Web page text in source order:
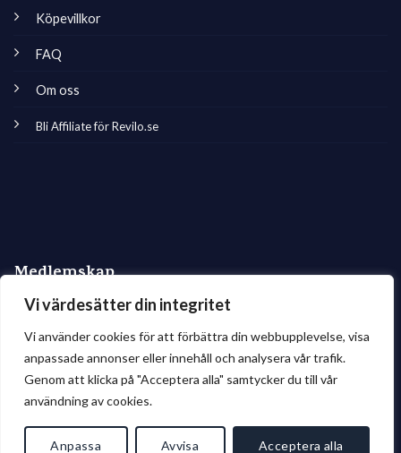
Vi värdesätter din integritet
Vi använder cookies för att förbättra din webbupplevelse, visa
anpassade annonser eller innehåll och analysera vår trafik.
Genom att klicka på "Acceptera alla" samtycker du till vår
användning av cookies.
Anpassa Avvisa Acceptera alla
Köpevillkor
FAQ
Om oss
Bli Affiliate för Revilo.se
Medlemskap
Bli en Kreatör
Integritetspolicy (GDPR)